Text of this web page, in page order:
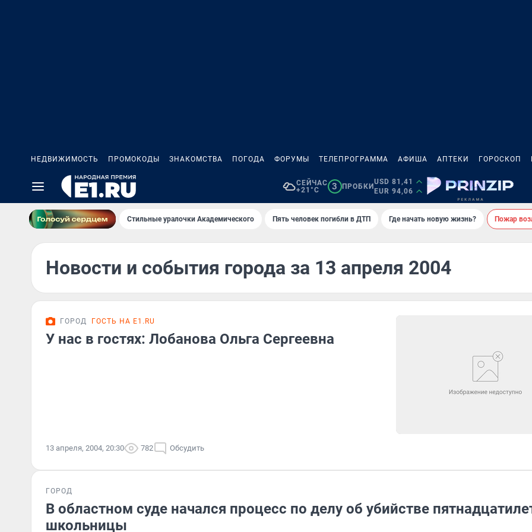
НЕДВИЖИМОСТЬ ПРОМОКОДЫ ЗНАКОМСТВА ПОГОДА ФОРУМЫ ТЕЛЕПРОГРАММА АФИША АПТЕКИ ГОРОСКОП
СЕЙЧАС
+21°C
3 ПРОБКИ
USD 81,41
EUR 94,06
Стильные уралочки Академического Пять человек погибли в ДТП Где начать новую жизнь? Пожар
Новости и события города за 13 апреля 2004
ГОРОД ГОСТЬ НА E1.RU
У нас в гостях: Лобанова Ольга Сергеевна
13 апреля, 2004, 20:30 782 Обсудить
ГОРОД
В областном суде начался процесс по делу об убийстве
школьницы